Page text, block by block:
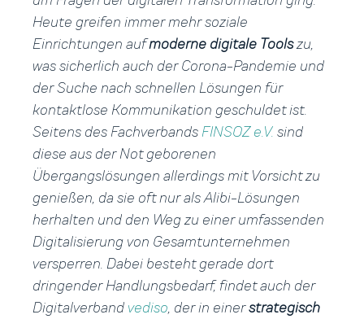
Heute greifen immer mehr soziale
Einrichtungen aufmoderne digitale Toolszu,
was sicherlich auch der Corona-Pandemie und
der Suche nach schnellen Lösungen für
kontaktlose Kommunikation geschuldet ist.
Seitens des Fachverbands FINSOZ e.V. sind
diese aus der Not geborenen
Übergangslösungen allerdings mit Vorsicht zu
genießen, da sie oft nur als Alibi-Lösungen
herhalten und den Weg zu einer umfassenden
Digitalisierung von Gesamtunternehmen
versperren. Dabei besteht gerade dort
dringender Handlungsbedarf, findet auch der
Digitalverband vediso, der in einerstrategisch